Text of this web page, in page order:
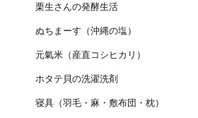
栗生さんの発酵生活
ぬちまーす（沖縄の塩）
元氣米（産直コシヒカリ）
ホタテ貝の洗濯洗剤
寝具（羽毛・麻・敷布団・枕）